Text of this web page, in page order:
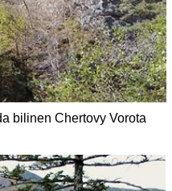
bilinen Chertovy Vorota